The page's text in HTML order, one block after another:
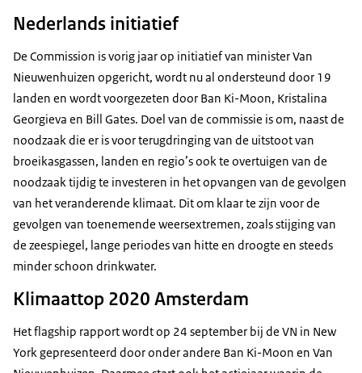
Nederlands initiatief
De Commission is vorig jaar op initiatief van minister Van
Nieuwenhuizen opgericht, wordt nu al ondersteund door 19
landen en wordt voorgezeten door Ban Ki-Moon, Kristalina
Georgieva en Bill Gates. Doel van de commissie is om, naast de
noodzaak die er is voor terugdringing van de uitstoot van
broeikasgassen, landen en regio’s ook te overtuigen van de
noodzaak tijdig te investeren in het opvangen van de gevolgen
van het veranderende klimaat. Dit om klaar te zijn voor de
gevolgen van toenemende weersextremen, zoals stijging van
de zeespiegel, lange periodes van hitte en droogte en steeds
minder schoon drinkwater.
Klimaattop 2020 Amsterdam
Het flagship rapport wordt op 24 september bij de VN in New
York gepresenteerd door onder andere Ban Ki-Moon en Van